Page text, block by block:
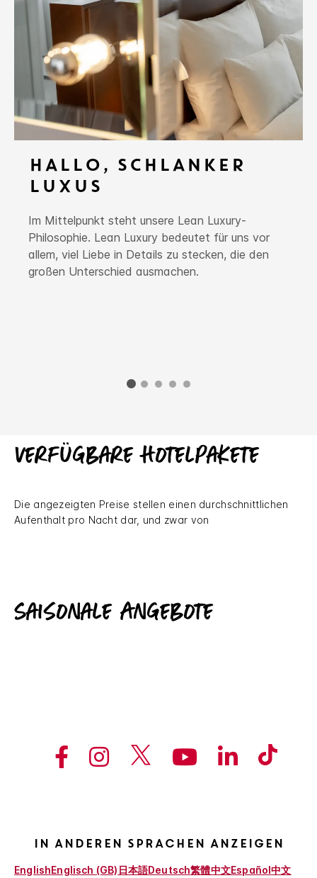
HALLO, SCHLANKER
LUXUS
Im Mittelpunkt steht unsere Lean Luxury-
Philosophie. Lean Luxury bedeutet für uns vor
allem, viel Liebe in Details zu stecken, die den
großen Unterschied ausmachen.
Verfügbare Hotelpakete
Die angezeigten Preise stellen einen durchschnittlichen
Aufenthalt pro Nacht dar, und zwar von
Saisonale Angebote
In anderen Sprachen anzeigen
EnglishEnglisch (GB) 日本語Deutsch繁體中文Español中文